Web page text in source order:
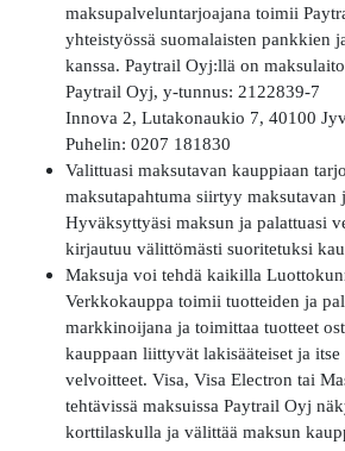
maksupalveluntarjoajana toimii
yhteistyössä suomalaisten pankkien
kanssa. Paytrail Oyj:llä on
Paytrail Oyj, y-tunnus: 2122839-7
Innova 2, Lutakonaukio 7, 40100
Puhelin: 0207 181830
Valittuasi maksutavan kauppiaan
maksutapahtuma siirtyy maksutavan
Hyväksyttyäsi maksun ja palattuasi
kirjautuu välittömästi suoritetuksi
Maksuja voi tehdä kaikilla
Verkkokauppa toimii tuotteiden ja
markkinoijana ja toimittaa tuotteet
kauppaan liittyvät lakisääteiset ja
velvoitteet. Visa, Visa Electron tai
tehtävissä maksuissa Paytrail Oyj
korttilaskulla ja välittää maksun